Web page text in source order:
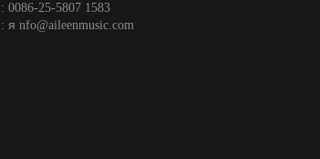
: 0086-25-5807 1583
: я nfo@aileenmusic.com